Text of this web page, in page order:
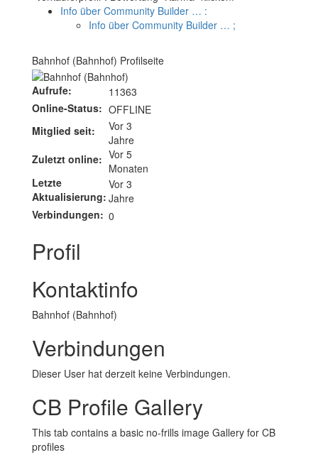
Info über Community Builder … :
Info über Community Builder … ;
Bahnhof (Bahnhof) Profilseite
Aufrufe:
11363
Online-Status: OFFLINE
Mitglied seit:
Vor 3
Jahre
Zuletzt online: Vor 5
Monaten
Letzte
Aktualisierung:
Vor 3
Jahre
Verbindungen: 0
Profil
Kontaktinfo
Bahnhof (Bahnhof)
Verbindungen
Dieser User hat derzeit keine Verbindungen.
CB Profile Gallery
This tab contains a basic no-frills image Gallery for CB
profiles